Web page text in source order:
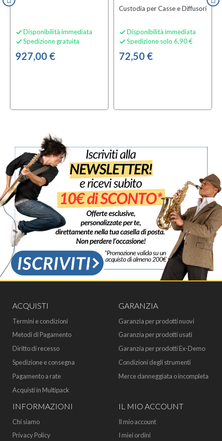
 Disponibilità immediata
 Spedizione gratuita
927,00 €
Custodia per Casse e Diffusori
 Disponibilità immediata
 Spedizione solo 6,90 €
72,50 €
ACQUISTI
Termini e condizioni
Metodi di Pagamento
Diritto di recesso
Spedizione e consegna
Pagamento a rate
Acquisti in Multipack
GARANZIA
Garanzia per prodotti nuovi
Garanzia per prodotti usati
Garanzia per prodotti Ex-Demo
Condizioni degli strumenti
Merce danneggiata o incompleta
INFORMAZIONI
Chi siamo
Privacy Policy
IL MIO ACCOUNT
Il mio account
I miei ordini